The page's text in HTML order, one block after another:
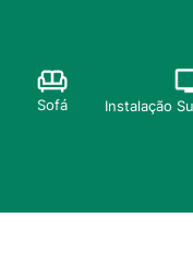
Sofá Instalação